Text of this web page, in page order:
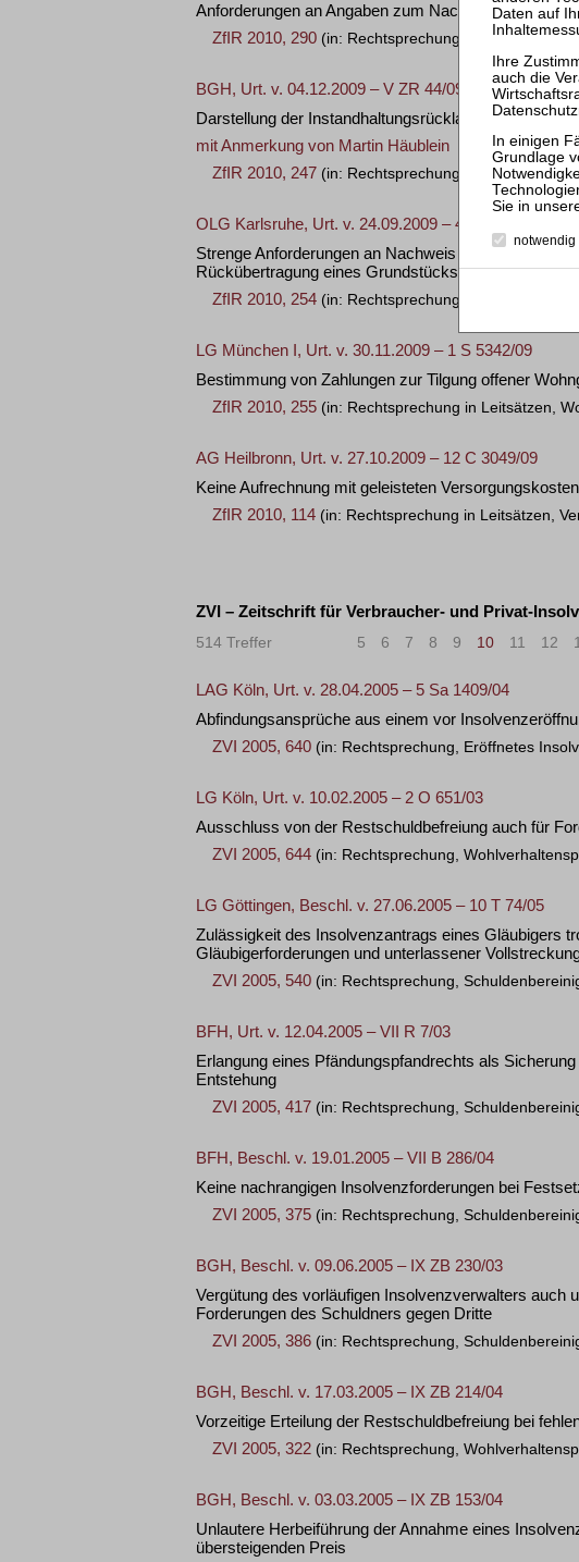
Anforderungen an Angaben zum Nachweis der
ZfIR 2010, 290 (in: Rechtsprechung in Leitsätzen,
BGH, Urt. v. 04.12.2009 – V ZR 44/09
Darstellung der Instandhaltungsrücklage in
mit Anmerkung von Martin Häublein
ZfIR 2010, 247 (in: Rechtsprechung,
OLG Karlsruhe, Urt. v. 24.09.2009 – 4 U 124/04
Strenge Anforderungen an Nachweis über fehlende
Rückübertragung eines Grundstücks
ZfIR 2010, 254 (in: Rechtsprechung in Leitsätzen,
LG München I, Urt. v. 30.11.2009 – 1 S 5342/09
Bestimmung von Zahlungen zur Tilgung offener
ZfIR 2010, 255 (in: Rechtsprechung in Leitsätzen,
AG Heilbronn, Urt. v. 27.10.2009 – 12 C 3049/09
Keine Aufrechnung mit geleisteten
ZfIR 2010, 114 (in: Rechtsprechung in Leitsätzen,
ZVI – Zeitschrift für Verbraucher- und Privat-
514 Treffer 5 6 7 8 9 10 11 12
LAG Köln, Urt. v. 28.04.2005 – 5 Sa 1409/04
Abfindungsansprüche aus einem vor
ZVI 2005, 640 (in: Rechtsprechung, Eröffnetes
LG Köln, Urt. v. 10.02.2005 – 2 O 651/03
Ausschluss von der Restschuldbefreiung auch für
ZVI 2005, 644 (in: Rechtsprechung,
LG Göttingen, Beschl. v. 27.06.2005 – 10 T 74/05
Zulässigkeit des Insolvenzantrags eines Gläubigers
Gläubigerforderungen und unterlassener
ZVI 2005, 540 (in: Rechtsprechung,
BFH, Urt. v. 12.04.2005 – VII R 7/03
Erlangung eines Pfändungspfandrechts als
Entstehung
ZVI 2005, 417 (in: Rechtsprechung,
BFH, Beschl. v. 19.01.2005 – VII B 286/04
Keine nachrangigen Insolvenzforderungen bei
ZVI 2005, 375 (in: Rechtsprechung,
BGH, Beschl. v. 09.06.2005 – IX ZB 230/03
Vergütung des vorläufigen Insolvenzverwalters auch
Forderungen des Schuldners gegen Dritte
ZVI 2005, 386 (in: Rechtsprechung,
BGH, Beschl. v. 17.03.2005 – IX ZB 214/04
Vorzeitige Erteilung der Restschuldbefreiung bei
ZVI 2005, 322 (in: Rechtsprechung,
BGH, Beschl. v. 03.03.2005 – IX ZB 153/04
Unlautere Herbeiführung der Annahme eines
übersteigenden Preis
notwendig